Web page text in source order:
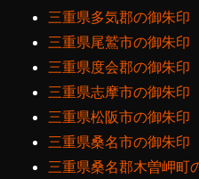
三重県多気郡の御朱印
三重県尾鷲市の御朱印
三重県度会郡の御朱印
三重県志摩市の御朱印
三重県松阪市の御朱印
三重県桑名市の御朱印
三重県桑名郡木曽岬町